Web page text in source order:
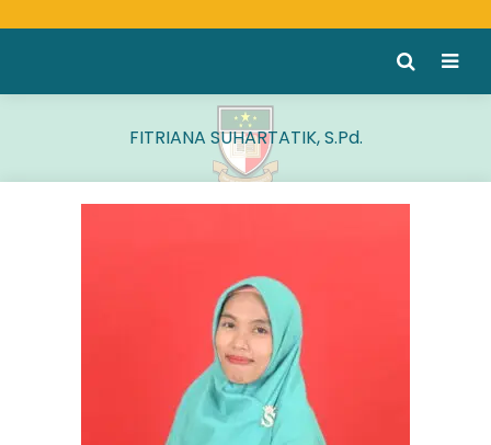
FITRIANA SUHARTATIK, S.Pd.